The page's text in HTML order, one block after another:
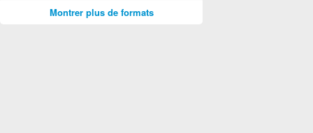
Montrer plus de formats